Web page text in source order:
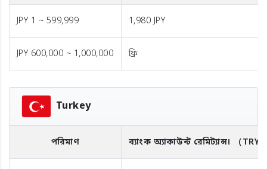
JPY 1 ~ 599,999 1,980 JPY
JPY 600,000 ~ 1,000,000 ফ্রি
Turkey
পরিমাণ ব্যাংক অ্যাকাউন্ট রেমিট্যান্স। （TRY